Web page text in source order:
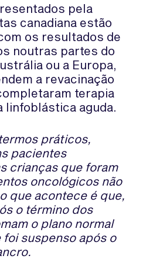
pela
canadiana estão
os resultados de
noutras partes do
ou a Europa,
a revacinação
terapia
linfoblástica aguda.
práticos,
pacientes
crianças que foram
oncológicos não
que acontece é que,
o término dos
o plano normal
suspenso após o